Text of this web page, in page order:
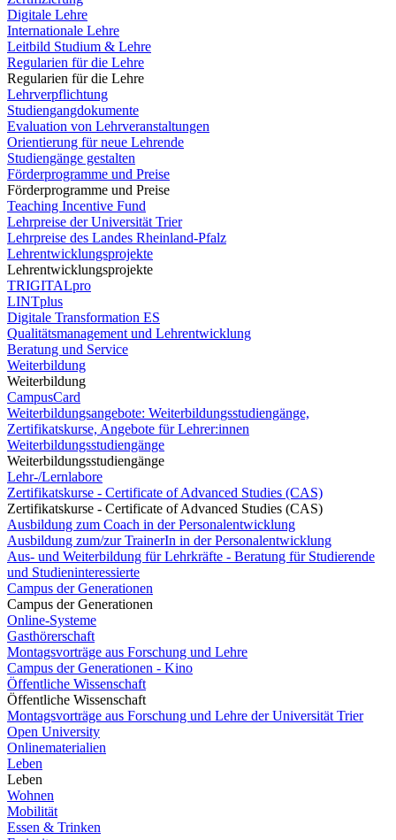
Digitale Lehre
Internationale Lehre
Leitbild Studium & Lehre
Regularien für die Lehre
Regularien für die Lehre
Lehrverpflichtung
Studiengangdokumente
Evaluation von Lehrveranstaltungen
Orientierung für neue Lehrende
Studiengänge gestalten
Förderprogramme und Preise
Förderprogramme und Preise
Teaching Incentive Fund
Lehrpreise der Universität Trier
Lehrpreise des Landes Rheinland-Pfalz
Lehrentwicklungsprojekte
Lehrentwicklungsprojekte
TRIGITALpro
LINTplus
Digitale Transformation ES
Qualitätsmanagement und Lehrentwicklung
Beratung und Service
Weiterbildung
Weiterbildung
CampusCard
Weiterbildungsangebote: Weiterbildungsstudiengänge,
Zertifikatskurse, Angebote für Lehrer:innen
Weiterbildungsstudiengänge
Weiterbildungsstudiengänge
Lehr-/Lernlabore
Zertifikatskurse - Certificate of Advanced Studies (CAS)
Zertifikatskurse - Certificate of Advanced Studies (CAS)
Ausbildung zum Coach in der Personalentwicklung
Ausbildung zum/zur TrainerIn in der Personalentwicklung
Aus- und Weiterbildung für Lehrkräfte - Beratung für Studierende
und Studieninteressierte
Campus der Generationen
Campus der Generationen
Online-Systeme
Gasthörerschaft
Montagsvorträge aus Forschung und Lehre
Campus der Generationen - Kino
Öffentliche Wissenschaft
Öffentliche Wissenschaft
Montagsvorträge aus Forschung und Lehre der Universität Trier
Open University
Onlinematerialien
Leben
Leben
Wohnen
Mobilität
Essen & Trinken